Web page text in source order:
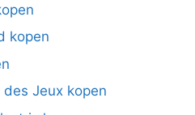
kopen
Jeux kopen